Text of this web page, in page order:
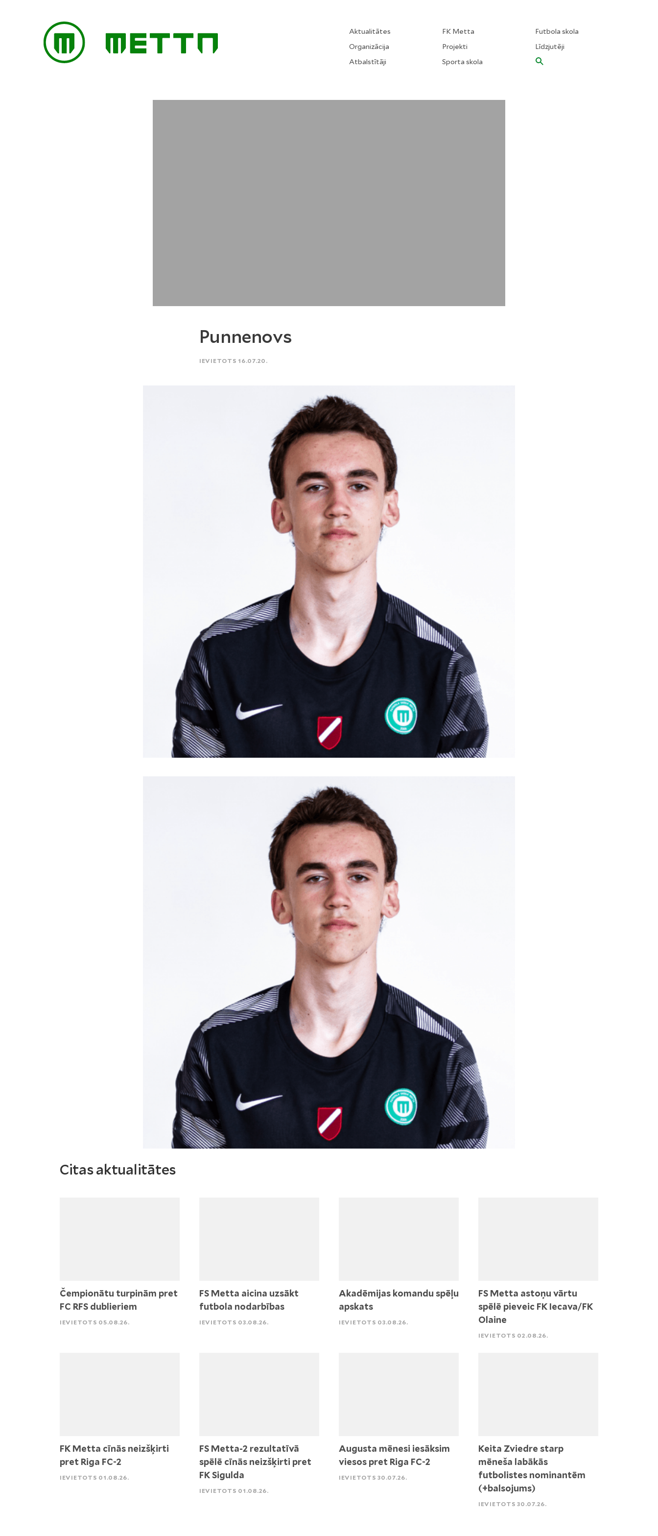
Aktualitātes
Organizācija
Atbalstītāji
FK Metta
Projekti
Sporta skola
Futbola skola
Līdzjutēji
Punnenovs
IEVIETOTS 16.07.20.
Citas aktualitātes
Čempionātu turpinām pret
FC RFS dublieriem
IEVIETOTS 05.08.26.
FS Metta aicina uzsākt
futbola nodarbības
IEVIETOTS 03.08.26.
Akadēmijas komandu spēļu
apskats
IEVIETOTS 03.08.26.
FS Metta astoņu vārtu
spēlē pieveic FK Iecava/FK
Olaine
IEVIETOTS 02.08.26.
FK Metta cīnās neizšķirti
pret Riga FC-2
IEVIETOTS 01.08.26.
FS Metta-2 rezultatīvā
spēlē cīnās neizšķirti pret
FK Sigulda
IEVIETOTS 01.08.26.
Augusta mēnesi iesāksim
viesos pret Riga FC-2
IEVIETOTS 30.07.26.
Keita Zviedre starp
mēneša labākās
futbolistes nominantēm
(+balsojums)
IEVIETOTS 30.07.26.